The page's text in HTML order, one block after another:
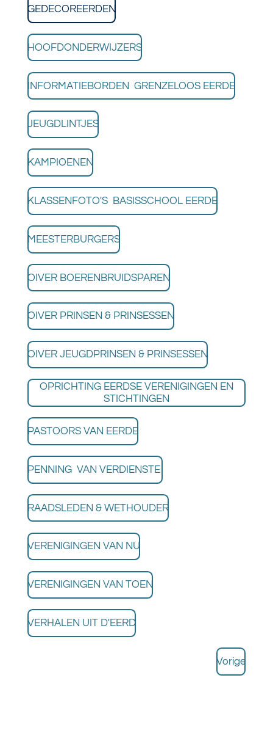
GEDECOREERDEN
HOOFDONDERWIJZERS
INFORMATIEBORDEN GRENZELOOS EERDE
JEUGDLINTJES
KAMPIOENEN
KLASSENFOTO'S BASISSCHOOL EERDE
MEESTERBURGERS
OIVER BOERENBRUIDSPAREN
OIVER PRINSEN & PRINSESSEN
OIVER JEUGDPRINSEN & PRINSESSEN
OPRICHTING EERDSE VERENIGINGEN EN
STICHTINGEN
PASTOORS VAN EERDE
PENNING VAN VERDIENSTE
RAADSLEDEN & WETHOUDER
VERENIGINGEN VAN NU
VERENIGINGEN VAN TOEN
VERHALEN UIT D'EERD
Vorige